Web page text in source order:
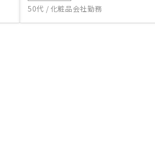
50代 / 化粧品会社勤務